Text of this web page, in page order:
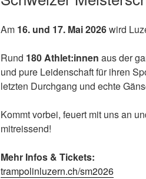
Am 16. und 17. Mai 2026wird
Rund 180 Athlet:innen aus der
und pure Leidenschaft für ihren
letzten Durchgang und echte
Kommt vorbei, feuert mit uns an
mitreissend!
Mehr Infos & Tickets:
trampolinluzern.ch/sm2026